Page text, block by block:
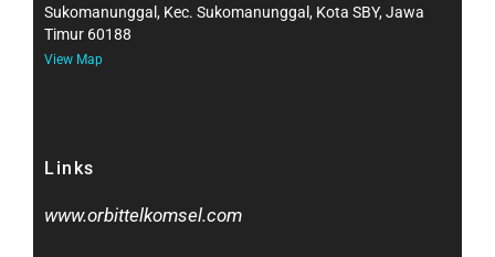
Sukomanunggal, Kec. Sukomanunggal, Kota SBY, Jawa
Timur 60188
View Map
Links
www.orbittelkomsel.com